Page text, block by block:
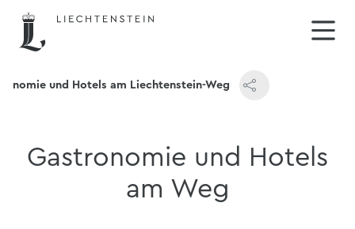
und Hotels am Liechtenstein-Weg
Gastronomie und Hotels
am Weg